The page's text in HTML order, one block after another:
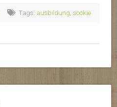
Tags: ausbildung sookie